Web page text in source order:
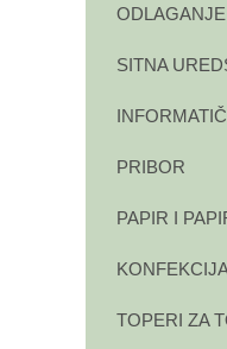
ODLAGANJE
SITNA
PRIBOR
PAPIR I
TOPERI ZA